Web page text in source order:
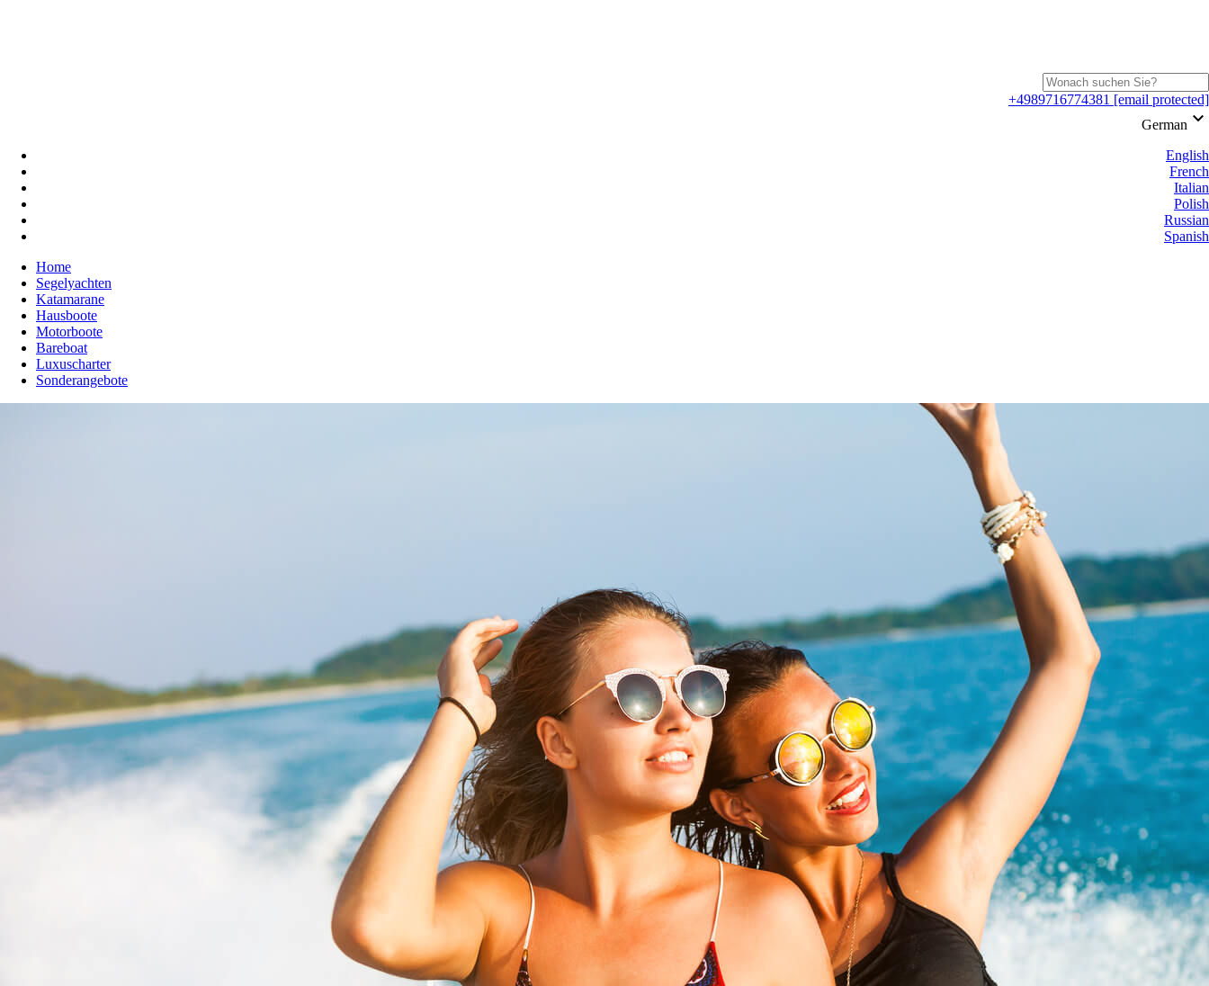
+4989716774381 [email protected]
German keyboard_arrow_down
English
French
Italian
Polish
Russian
Spanish
Home
Segelyachten
Katamarane
Hausboote
Motorboote
Bareboat
Luxuscharter
Sonderangebote